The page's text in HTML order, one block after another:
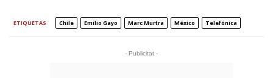
ETIQUETAS Chile Emilio Gayo Marc Murtra México Telefónica
- Publicitat -